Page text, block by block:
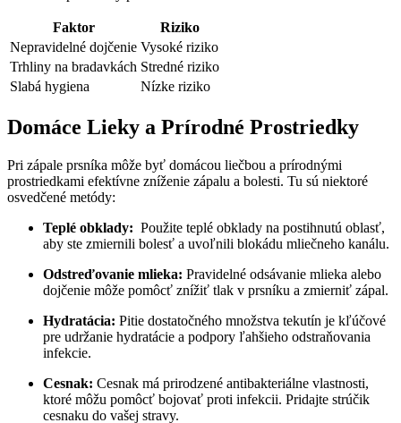
Faktor
Riziko
Nepravidelné dojčenie Vysoké riziko
Trhliny na bradavkách Stredné riziko
Slabá hygiena
Nízke riziko
Domáce Lieky a Prírodné Prostriedky
Pri zápale‍ prsníka môže byť‍ domácou liečbou ⁢a prírodnými
prostriedkami efektívne zníženie zápalu a bolesti. Tu sú niektoré
osvedčené ⁣metódy:
Teplé obklady: ⁢ Použite teplé obklady⁣ na postihnutú oblasť,
aby ⁤ste zmiernili bolesť a ⁣uvoľnili⁤ blokádu mliečneho kanálu.
Odstreďovanie mlieka: Pravidelné odsávanie mlieka alebo
dojčenie môže ‍pomôcť znížiť tlak v prsníku a zmierniť zápal.
Hydratácia: Pitie dostatočného množstva tekutín je kľúčové
pre udržanie ⁣hydratácie a podpory ľahšieho odstraňovania
infekcie.
Cesnak: Cesnak má prirodzené ⁣antibakteriálne vlastnosti,
ktoré ‍môžu pomôcť bojovať proti infekcii. Pridajte⁤ strúčik
⁤cesnaku do vašej stravy.